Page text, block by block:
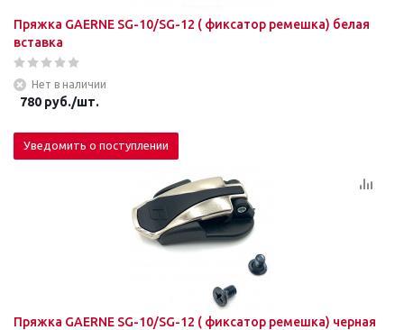
Пряжка GAERNE SG-10/SG-12 ( фиксатор ремешка) белая
вставка
Нет в наличии
780 руб./шт.
Уведомить о поступлении
Пряжка GAERNE SG-10/SG-12 ( фиксатор ремешка) черная